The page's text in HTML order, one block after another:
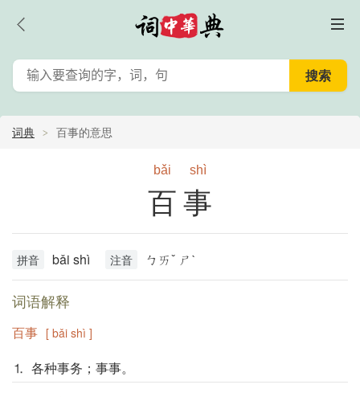
词典 百事的意思
bǎi shì
百事
拼音 bǎi shì 注音 ㄅㄞˇ ㄕˋ
词语解释
百事 [ bǎi shì ]
⒈ 各种事务；事事。